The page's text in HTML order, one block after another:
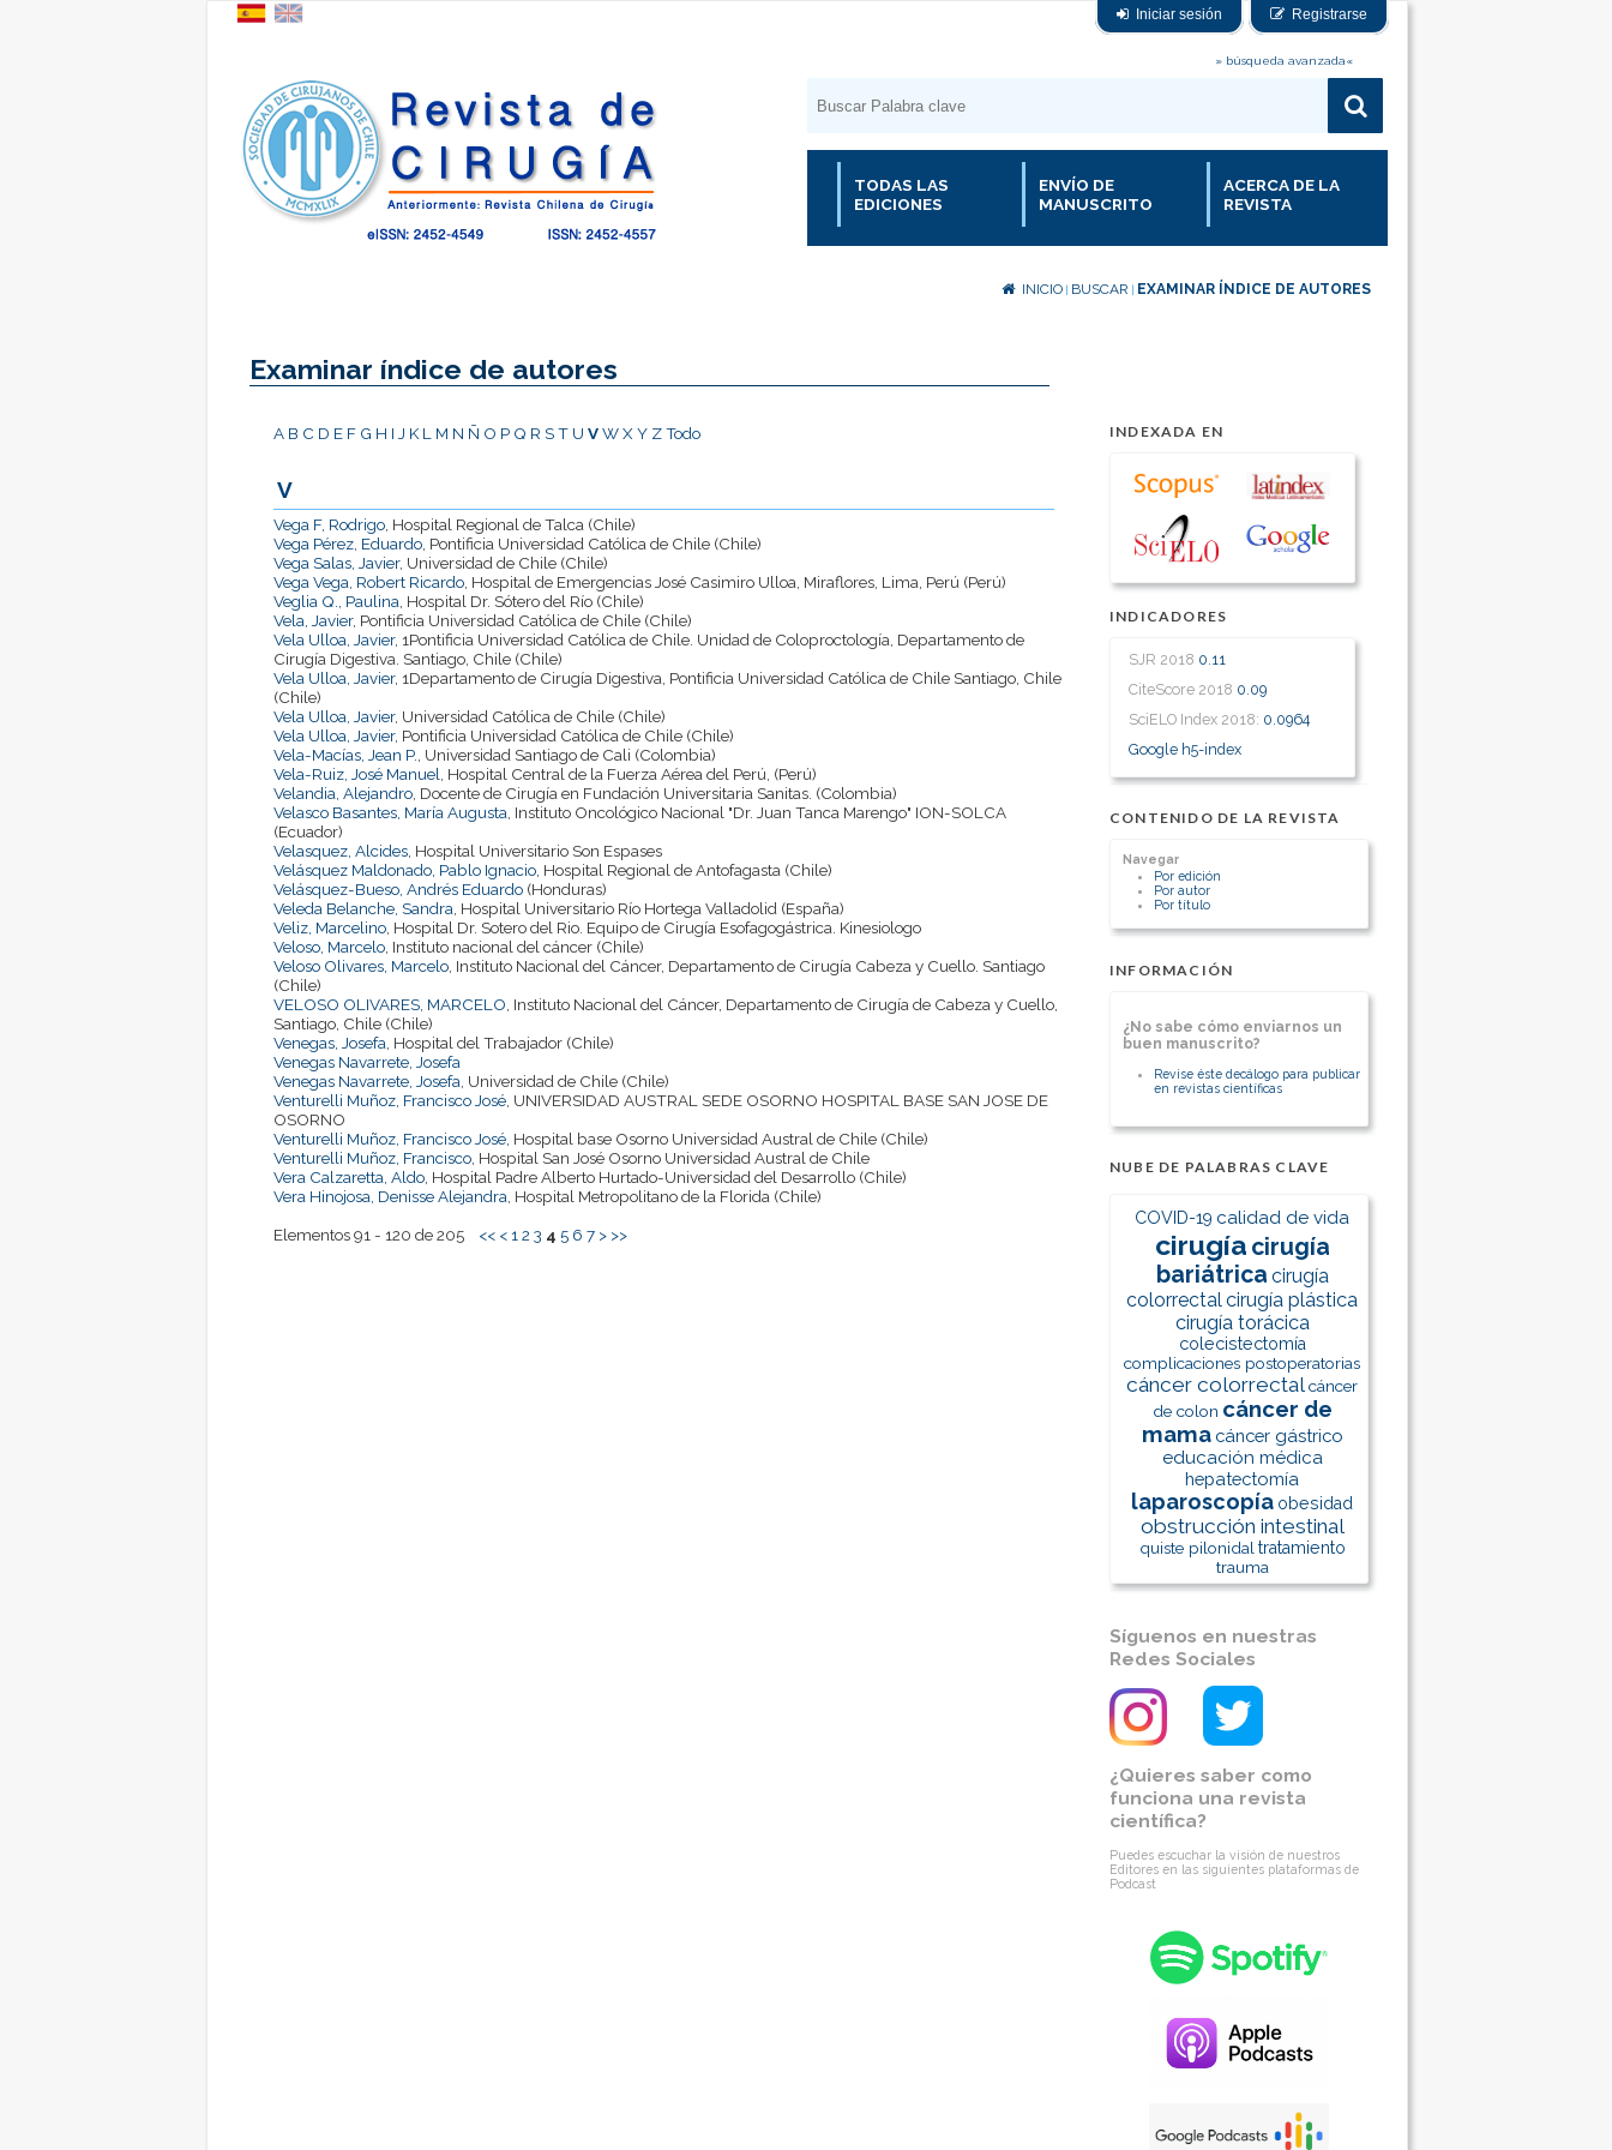
Iniciar sesión Registrarse
» búsqueda avanzada«
TODAS LAS
EDICIONES
ENVÍO DE
MANUSCRITO
ACERCA DE LA
REVISTA
INICIO BUSCAR EXAMINAR ÍNDICE DE AUTORES
INDEXADA EN
INDICADORES
SJR 2018 0.11
CiteScore 2018 0.09
SciELO Index 2018: 0.0964
Google h5-index
CONTENIDO DE LA REVISTA
Navegar
Por edición
Por autor
Por título
INFORMACIÓN
¿No sabe cómo enviarnos un
buen manuscrito?
Revise éste decálogo para publicar
en revistas científicas
NUBE DE PALABRAS CLAVE
COVID-19 calidad de vida
cirugía cirugía
bariátrica cirugía
colorrectalcirugía plástica
cirugía torácica
colecistectomía
complicaciones postoperatorias
cáncer colorrectalcáncer
de colon cáncer de
mama cáncer gástrico
educación médica
hepatectomía
laparoscopía obesidad
obstrucción intestinal
quiste pilonidal tratamiento
trauma
Síguenos en nuestras
Redes Sociales
¿Quieres saber como
funciona una revista
científica?
Puedes escuchar la visión de nuestros
Editores en las siguientes plataformas de
Podcast
Examinar índice de autores
A B C D E F G H I J K L M N Ñ O P Q R ST U VWXY ZTodo
V
Vega F, Rodrigo, Hospital Regional de Talca (Chile)
Vega Pérez, Eduardo, Pontificia Universidad Católica de Chile (Chile)
Vega Salas, Javier, Universidad de Chile (Chile)
Vega Vega, Robert Ricardo, Hospital de Emergencias José Casimiro Ulloa, Miraflores, Lima, Perú (Perú)
Veglia Q., Paulina, Hospital Dr. Sótero del Río (Chile)
Vela, Javier, Pontificia Universidad Católica de Chile (Chile)
Vela Ulloa, Javier, 1Pontificia Universidad Católica de Chile. Unidad de Coloproctología, Departamento de
Cirugía Digestiva. Santiago, Chile (Chile)
Vela Ulloa, Javier, 1Departamento de Cirugía Digestiva, Pontificia Universidad Católica de Chile Santiago, Chile
(Chile)
Vela Ulloa, Javier, Universidad Católica de Chile (Chile)
Vela Ulloa, Javier, Pontificia Universidad Católica de Chile (Chile)
Vela-Macías, Jean P., Universidad Santiago de Cali (Colombia)
Vela-Ruiz, José Manuel, Hospital Central de la Fuerza Aérea del Perú, (Perú)
Velandia, Alejandro, Docente de Cirugía en Fundación Universitaria Sanitas. (Colombia)
Velasco Basantes, María Augusta, Instituto Oncológico Nacional "Dr. Juan Tanca Marengo" ION-SOLCA
(Ecuador)
Velasquez, Alcides, Hospital Universitario Son Espases
Velásquez Maldonado, Pablo Ignacio, Hospital Regional de Antofagasta (Chile)
Velásquez-Bueso, Andrés Eduardo (Honduras)
Veleda Belanche, Sandra, Hospital Universitario Río Hortega Valladolid (España)
Veliz, Marcelino, Hospital Dr. Sotero del Rio. Equipo de Cirugía Esofagogástrica. Kinesiologo
Veloso, Marcelo, Instituto nacional del cáncer (Chile)
Veloso Olivares, Marcelo, Instituto Nacional del Cáncer, Departamento de Cirugía Cabeza y Cuello. Santiago
(Chile)
VELOSO OLIVARES, MARCELO, Instituto Nacional del Cáncer, Departamento de Cirugía de Cabeza y Cuello,
Santiago, Chile (Chile)
Venegas, Josefa, Hospital del Trabajador (Chile)
Venegas Navarrete, Josefa
Venegas Navarrete, Josefa, Universidad de Chile (Chile)
Venturelli Muñoz, Francisco José, UNIVERSIDAD AUSTRAL SEDE OSORNO HOSPITAL BASE SAN JOSE DE
OSORNO
Venturelli Muñoz, Francisco José, Hospital base Osorno Universidad Austral de Chile (Chile)
Venturelli Muñoz, Francisco, Hospital San José Osorno Universidad Austral de Chile
Vera Calzaretta, Aldo, Hospital Padre Alberto Hurtado-Universidad del Desarrollo (Chile)
Vera Hinojosa, Denisse Alejandra, Hospital Metropolitano de la Florida (Chile)
Elementos 91 - 120 de 205 << <123 4 5 6 7 > >>